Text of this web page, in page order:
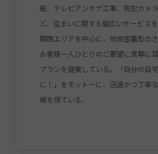
般、テレビアンテナ工事、防犯カメ
ど、住まいに関する幅広いサービス
関西エリアを中心に、地域密着型の
お客様一人ひとりのご要望に真摯に
プランを提案している。「自分の自
に！」をモットーに、迅速かつ丁寧
頼を得ている。